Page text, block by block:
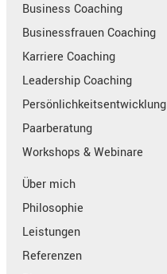
Business Coaching
Businessfrauen Coaching
Karriere Coaching
Leadership Coaching
Persönlichkeitsentwicklung
Paarberatung
Workshops & Webinare
Über mich
Philosophie
Leistungen
Referenzen